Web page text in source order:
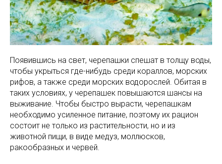
Появившись на свет, черепашки спешат в толщу воды,
чтобы укрыться где-нибудь среди кораллов, морских
рифов, а также среди морских водорослей. Обитая в
таких условиях, у черепашек повышаются шансы на
выживание. Чтобы быстро вырасти, черепашкам
необходимо усиленное питание, поэтому их рацион
состоит не только из растительности, но и из
животной пищи, в виде медуз, моллюсков,
ракообразных и червей.